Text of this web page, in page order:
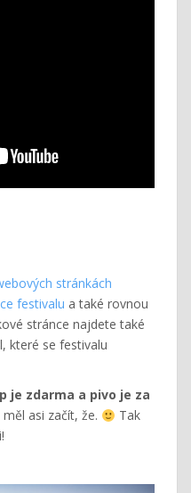
stránkách
festivalu a také rovnou
stránce najdete také
které se festivalu
je zdarma a pivo je za
asi začít, že.
Tak